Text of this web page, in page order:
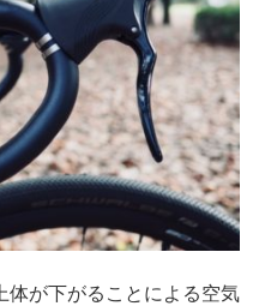
体が下がることによる空気